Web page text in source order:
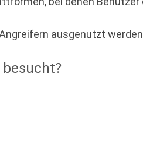
ausgenutzt